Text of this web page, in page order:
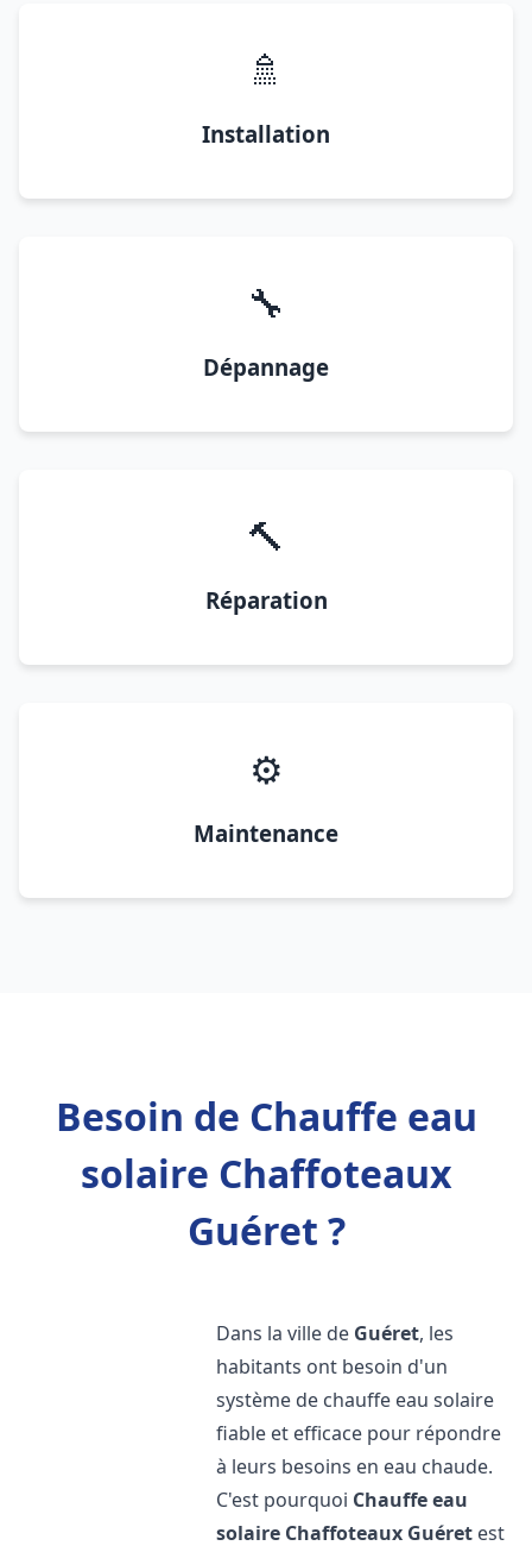
🚿
Installation
🔧
Dépannage
🔨
Réparation
⚙️
Maintenance
Besoin de Chauffe eau
solaire Chaffoteaux
Guéret ?
Dans la ville de Guéret, les
habitants ont besoin d'un
système de chauffe eau solaire
fiable et efficace pour répondre
à leurs besoins en eau chaude.
C'est pourquoi Chauffe eau
solaire Chaffoteaux Guéret est